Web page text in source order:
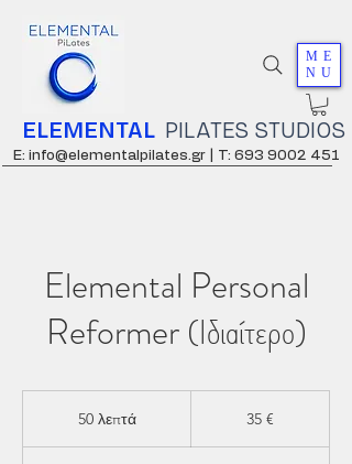
ME
NU
ELEMENTAL PILATES STUDIOS
E: info@elementalpilates.gr | T: 693 9002 451
Elemental Personal
Reformer (Ιδιαίτερο)
50 λεπτά 35 €